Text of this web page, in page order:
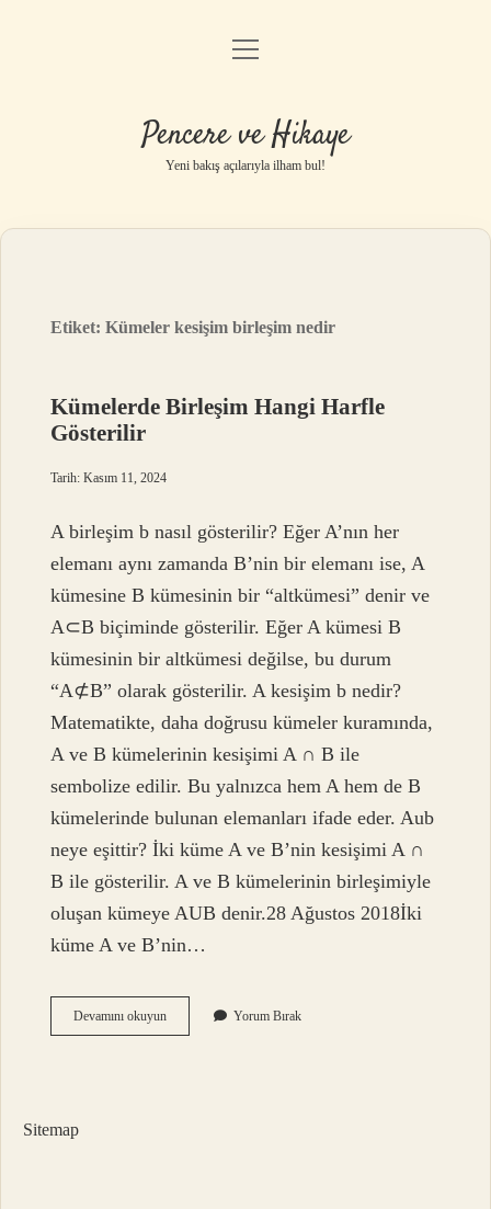
Anasayfa
Yasal Uyarı
menüyü
Pencere ve Hikaye
Yeni bakış açılarıyla ilham bul!
Etiket:Kümeler kesişim birleşim nedir
Kümelerde Birleşim Hangi Harfle
Gösterilir
Tarih: Kasım 11, 2024
A birleşim b nasıl gösterilir? Eğer A’nın her
elemanı aynı zamanda B’nin bir elemanı ise, A
kümesine B kümesinin bir “altkümesi” denir ve
A⊂B biçiminde gösterilir. Eğer A kümesi B
kümesinin bir altkümesi değilse, bu durum
“A⊄B” olarak gösterilir. A kesişim b nedir?
Matematikte, daha doğrusu kümeler kuramında,
A ve B kümelerinin kesişimi A ∩ B ile
sembolize edilir. Bu yalnızca hem A hem de B
kümelerinde bulunan elemanları ifade eder. Aub
neye eşittir? İki küme A ve B’nin kesişimi A ∩
B ile gösterilir. A ve B kümelerinin birleşimiyle
oluşan kümeye AUB denir.28 Ağustos 2018İki
küme A ve B’nin…
Devamını okuyunKümelerde
Birleşim
Yorum Bırak
Sitemap